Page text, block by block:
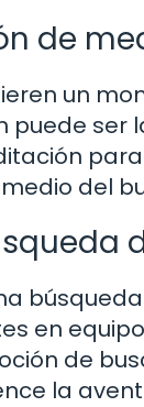
de
un
puede ser
del
en
de
la